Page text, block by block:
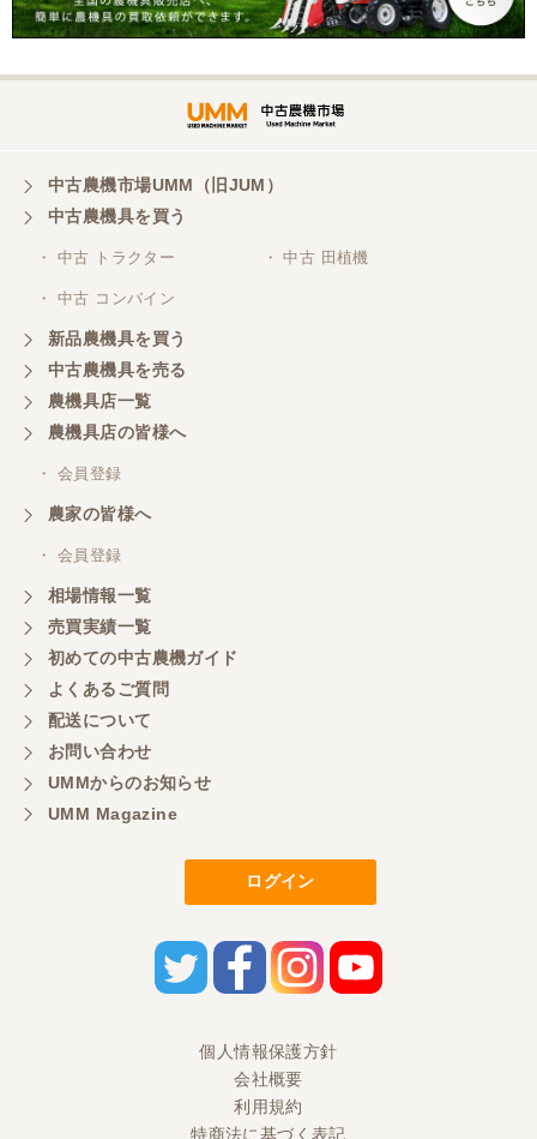
こちらの、対応、も、よくして、くれました。
対応も、よくしてくれました、有難うございまし
三重県／山本
対応ありがとうございました。
三重県／山本
共立シュレッターを受け取りました。 状態は問題な
く、エンジンも調子がよさそうです。 ありがとうご
ざいました。
三重県／
嫌な顔をせずに一生懸命頑張ってくれる中山さんに
感謝しています。ここで3台買いましたが、これから
もよろしくお願いしたいです。
三重県／
初めてコンバインを買いに行ったのですが、とても
明るい方に担当していただき細かく説明して下さっ
てとても嬉しかったです。
担当さんの説明が丁寧で分かりやすく、急な要望に
も迅速に対応して頂き非常に助かりました。
三重県／
中古農機市場UMM（旧JUM）
中古農機具を買う
・ 中古 トラクター ・ 中古 田植機
・ 中古 コンバイン
新品農機具を買う
中古農機具を売る
農機具店一覧
農機具店の皆様へ
・ 会員登録
農家の皆様へ
・ 会員登録
相場情報一覧
売買実績一覧
初めての中古農機ガイド
よくあるご質問
配送について
お問い合わせ
UMMからのお知らせ
UMM Magazine
ログイン
個人情報保護方針
会社概要
利用規約
特商法に基づく表記